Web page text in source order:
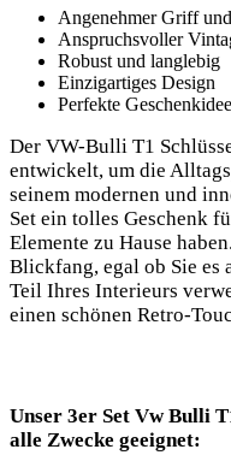
Angenehmer Griff
Anspruchsvoller
Robust und ‍langlebig
Einzigartiges Design
Perfekte Geschenkidee
Der VW-Bulli⁣ T1
⁣entwickelt, um die
seinem⁣ modernen‌ und
Set ein tolles Geschenk
Elemente zu Hause
‌Blickfang, egal ‍ob Sie es‌
Teil ‍Ihres ​Interieurs
einen ⁢schönen ⁢Retro-
Unser 3er Set Vw⁤ Bulli
⁣alle Zwecke⁢ geeignet: